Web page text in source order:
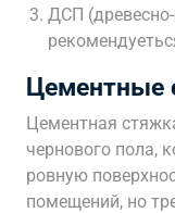
ДСП
Цементные
Цементная
чернового пола,
ровную
помещений, но